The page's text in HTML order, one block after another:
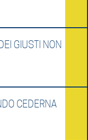
GIUSTI NON
CEDERNA